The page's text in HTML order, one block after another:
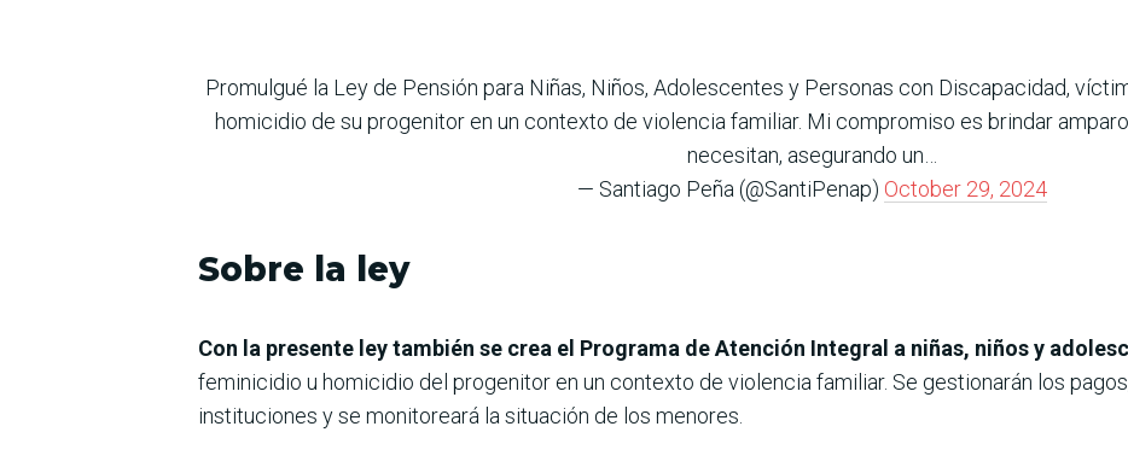
Promulgué la Ley de Pensión para Niñas, Niños, Adolescentes y Personas con Discapacidad,
homicidio de su progenitor en un contexto de violencia familiar. Mi compromiso es brindar
necesitan, asegurando un…
— Santiago Peña (@SantiPenap) October 29, 2024
Sobre la ley
Con la presente ley también se crea el Programa de Atención Integral a niñas, niños y
feminicidio u homicidio del progenitor en un contexto de violencia familiar. Se gestionarán los
instituciones y se monitoreará la situación de los menores.